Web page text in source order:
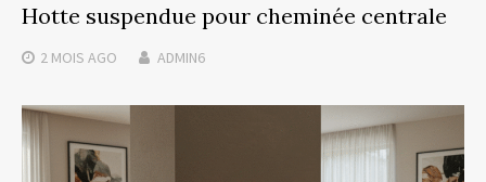
Hotte suspendue pour cheminée centrale
2 MOIS AGO ADMIN6